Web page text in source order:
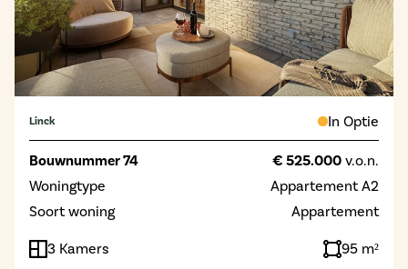
Linck In Optie
Bouwnummer 74 € 525.000 v.o.n.
Woningtype
Appartement A2
Soort woning
Appartement
3 Kamers 95 m²